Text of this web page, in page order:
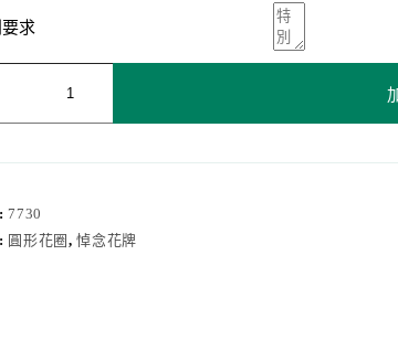
求
:7730
圓形花圈,悼念花牌